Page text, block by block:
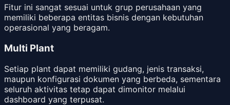
Fitur ini sangat sesuai untuk grup perusahaan yang
memiliki beberapa entitas bisnis dengan kebutuhan
operasional yang beragam.
Multi Plant
Setiap plant dapat memiliki gudang, jenis transaksi,
maupun konfigurasi dokumen yang berbeda, sementara
seluruh aktivitas tetap dapat dimonitor melalui
dashboard yang terpusat.